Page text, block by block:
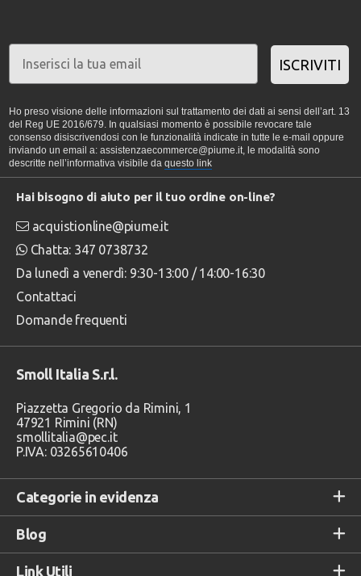
ISCRIVITI
Ho preso visione delle informazioni sul trattamento dei dati ai sensi dell’art. 13
del Reg UE 2016/679. In qualsiasi momento è possibile revocare tale
consenso disiscrivendosi con le funzionalità indicate in tutte le e-mail oppure
inviando un email a: assistenzaecommerce@piume.it, le modalità sono
descritte nell’informativa visibile da questo link
Categorie in evidenza
Blog
Link Utili
Hai bisogno di aiuto per il tuo ordine on-line?
acquistionline@piume.it
Chatta: 347 0738732
Da lunedì a venerdì: 9:30-13:00 / 14:00-16:30
Contattaci
Domande frequenti
Smoll Italia S.r.l.
Piazzetta Gregorio da Rimini, 1
47921 Rimini (RN)
smollitalia@pec.it
P.IVA: 03265610406